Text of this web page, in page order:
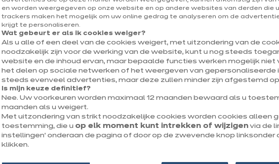
De verschillende soorten glaswanden
De glaswanden hebben, net als de atelierramen van kunstenaars, een of
scheidingswanden. Het kan ook heel grafisch zijn met een of meer horizontale
dwarsbalken genoemd. De kruising van verticale en horizontale rails kan een
in art-decostijl opleveren, dat zeer esthetisch is. Het valt nog te bezien welke
binnenglas zal aannemen.
en worden weergegeven op onze website en op andere websites van derden die
trackers maken het mogelijk om uw online gedrag te analyseren om de
krijgt te personaliseren.
Wat gebeurt er als ik cookies weiger?
Als u alle of een deel van de cookies weigert, met uitzondering van de
noodzakelijk zijn voor de werking van de website, kunt u nog steeds
website en de inhoud ervan, maar bepaalde functies werken mogelijk niet
het delen op sociale netwerken of het weergeven van gepersonaliseerde
steeds evenveel advertenties, maar deze zullen minder zijn afgestemd
Is mijn keuze definitief?
Nee. Uw voorkeuren worden maximaal 12 maanden bewaard als u
maanden als u weigert.
Met uitzondering van strikt noodzakelijke cookies worden cookies alleen
toestemming, die u op elk moment kunt intrekken of wijzigen via de
instellingen’ onderaan de pagina of door op de zwevende knop
klikken.